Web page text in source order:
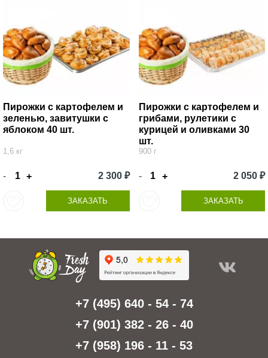
Пирожки с картофелем и
зеленью, завитушки с
яблоком 40 шт.
1,6 кг
- + 2 300 ₽
ЗАКАЗАТЬ
Пирожки с картофелем и
грибами, рулетики с
курицей и оливками 30
шт.
900 г
- + 2 050 ₽
ЗАКАЗАТЬ
+7 (495) 640 - 54 - 74
+7 (901) 382 - 26 - 40
+7 (958) 196 - 11 - 53